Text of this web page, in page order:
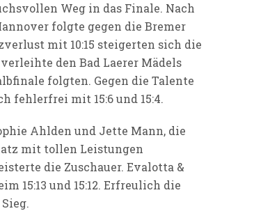
Weg in das Finale. Nach
folgte gegen die Bremer
mit 10:15 steigerten sich die
den Bad Laerer Mädels
folgten. Gegen die Talente
fehlerfrei mit 15:6 und 15:4.
Ahlden und Jette Mann, die
mit tollen Leistungen
die Zuschauer. Evalotta &
15:13 und 15:12. Erfreulich die